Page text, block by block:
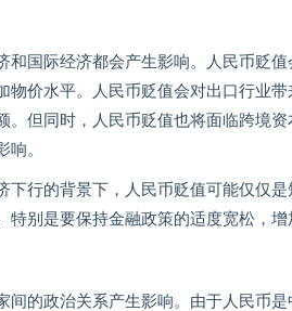
和国际经济都会产生影响。人民币贬
物价水平。人民币贬值会对出口行业
。但同时，人民币贬值也将面临跨境
响。
下行的背景下，人民币贬值可能仅仅
特别是要保持金融政策的适度宽松，
间的政治关系产生影响。由于人民币